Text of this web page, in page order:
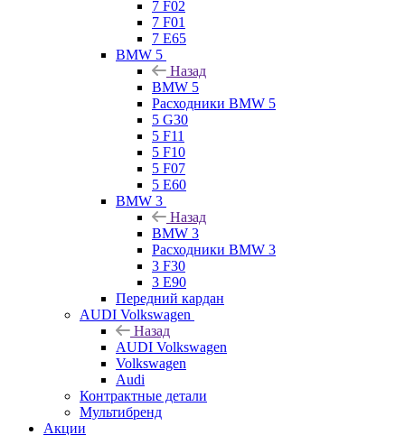
7 F02
7 F01
7 E65
BMW 5
Назад
BMW 5
Расходники BMW 5
5 G30
5 F11
5 F10
5 F07
5 E60
BMW 3
Назад
BMW 3
Расходники BMW 3
3 F30
3 E90
Передний кардан
AUDI Volkswagen
Назад
AUDI Volkswagen
Volkswagen
Audi
Контрактные детали
Мультибренд
Акции